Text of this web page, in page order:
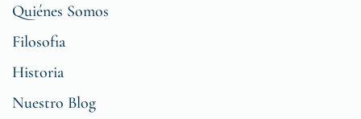
Quiénes Somos
Filosofia
Historia
Nuestro Blog